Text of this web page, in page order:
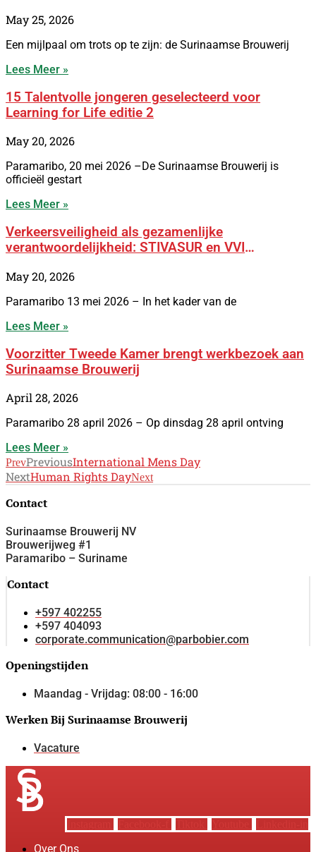
May 25, 2026
Een mijlpaal om trots op te zijn: de Surinaamse Brouwerij
Lees Meer »
15 Talentvolle jongeren geselecteerd voor
Learning for Life editie 2
May 20, 2026
Paramaribo, 20 mei 2026 –De Surinaamse Brouwerij is
officieël gestart
Lees Meer »
Verkeersveiligheid als gezamenlijke
verantwoordelijkheid: STIVASUR en VVI
May 20, 2026
Paramaribo 13 mei 2026 – In het kader van de
Lees Meer »
Voorzitter Tweede Kamer brengt werkbezoek aan
Surinaamse Brouwerij
April 28, 2026
Paramaribo 28 april 2026 – Op dinsdag 28 april ontving
Lees Meer »
PrevPreviousInternational Mens Day
NextHuman Rights DayNext
Contact
Surinaamse Brouwerij NV
Brouwerijweg #1
Paramaribo – Suriname
Contact
+597 402255
+597 404093
corporate.communication@parbobier.com
Openingstijden
Maandag - Vrijdag: 08:00 - 16:00
Werken Bij Surinaamse Brouwerij
Vacature
Over Ons